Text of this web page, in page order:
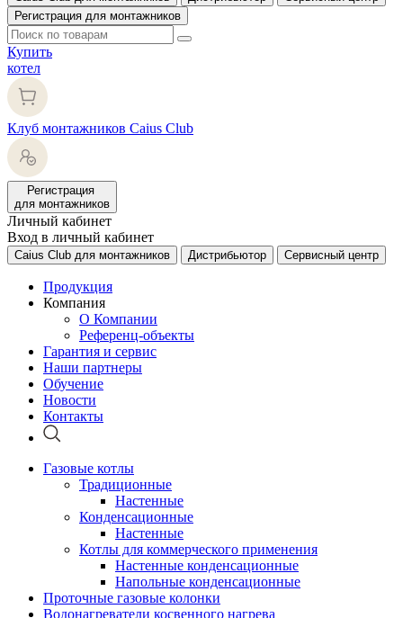
Регистрация для монтажников
Купить
котел
Клуб монтажников Caius Club
Регистрация
для монтажников
Личный кабинет
Вход в личный кабинет
Caius Club для монтажников Дистрибьютор Сервисный центр
Продукция
Компания
О Компании
Референц-объекты
Гарантия и сервис
Наши партнеры
Обучение
Новости
Контакты
Газовые котлы
Традиционные
Настенные
Конденсационные
Настенные
Котлы для коммерческого применения
Настенные конденсационные
Напольные конденсационные
Проточные газовые колонки
Водонагреватели косвенного нагрева